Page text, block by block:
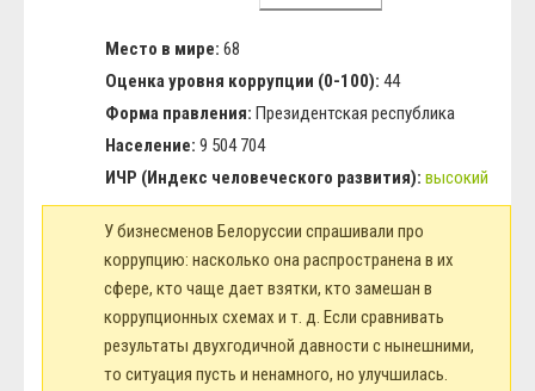
Место в мире: 68
Оценка уровня коррупции (0-100): 44
Форма правления: Президентская республика
Население: 9 504 704
ИЧР (Индекс человеческого развития): высокий
У бизнесменов Белоруссии спрашивали про
коррупцию: насколько она распространена в их
сфере, кто чаще дает взятки, кто замешан в
коррупционных схемах и т. д. Если сравнивать
результаты двухгодичной давности с нынешними,
то ситуация пусть и ненамного, но улучшилась.